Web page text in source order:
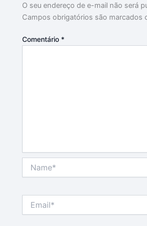
O seu endereço de e-mail não será
Campos obrigatórios são marcados
Comentário *